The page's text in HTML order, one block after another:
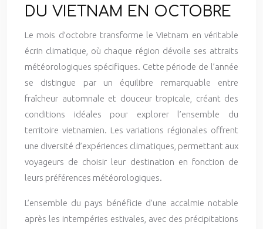
DU VIETNAM EN OCTOBRE
Le mois d’octobre transforme le Vietnam en véritable
écrin climatique, où chaque région dévoile ses attraits
météorologiques spécifiques. Cette période de l’année
se distingue par un équilibre remarquable entre
fraîcheur automnale et douceur tropicale, créant des
conditions idéales pour explorer l’ensemble du
territoire vietnamien. Les variations régionales offrent
une diversité d’expériences climatiques, permettant aux
voyageurs de choisir leur destination en fonction de
leurs préférences météorologiques.
L’ensemble du pays bénéficie d’une accalmie notable
après les intempéries estivales, avec des précipitations